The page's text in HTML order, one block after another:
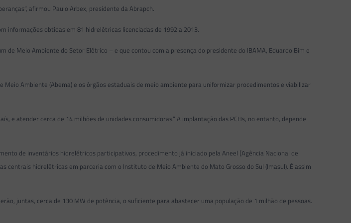
afirmou Paulo Arbex, presidente da Abrapch.
informações obtidas em 81 hidrelétricas licenciadas de 1992 a 2013.
Meio Ambiente do Setor Elétrico – e que contou com a presença do presidente do IBAMA, Eduardo Bim e
Ambiente (Abema) e os órgãos estaduais de meio ambiente para uniformizar procedimentos e viabilizar
e atender cerca de 14 milhões de unidades consumidoras.” A implantação das PCHs, no entanto, depende
de inventários hidrelétricos participativos, procedimento já iniciado pela Aneel [Agência Nacional de
hidrelétricas em parceria com o Instituto de Meio Ambiente do Mato Grosso do Sul (Imasul). É assim
juntas, cerca de 130 MW de potência, o suficiente para abastecer uma população de 1 milhão de pessoas.